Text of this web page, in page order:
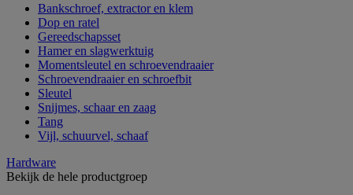
Bankschroef, extractor en klem
Dop en ratel
Gereedschapsset
Hamer en slagwerktuig
Momentsleutel en schroevendraaier
Schroevendraaier en schroefbit
Sleutel
Snijmes, schaar en zaag
Tang
Vijl, schuurvel, schaaf
Hardware
Bekijk de hele productgroep